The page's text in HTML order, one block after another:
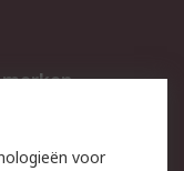
merken
voor